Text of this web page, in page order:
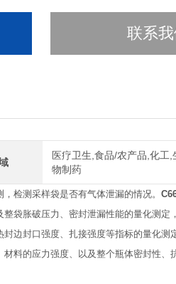
联系
医疗卫生,食品/农产品,化工,
物制药
检测采样袋是否有气体泄漏的情况。
袋胀破压力、密封泄漏性能的量化测定
边封口强度、扎接强度等指标的量化测
料的应力强度、以及整个瓶体密封性、